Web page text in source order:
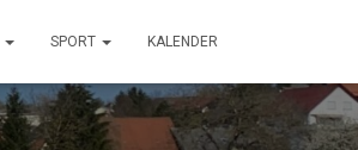
SPORT KALENDER